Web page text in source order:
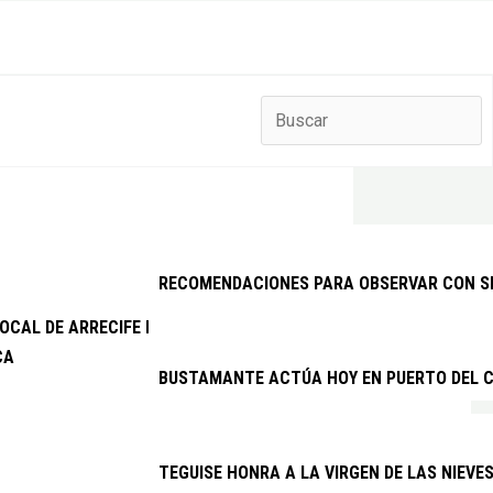
DE ARRECIFE DETIENE A DOS VARONES EXTRANJEROS
RECOMENDACIONES PARA OBSERVAR CON
BUSTAMANTE ACTÚA HOY EN PUERTO DEL
TEGUISE HONRA A LA VIRGEN DE LAS